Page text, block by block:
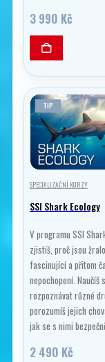
3 990 Kč
TIP
SPECIALIZAČNÍ KURZY
SSI Shark Ecology
V programu SSI
zjistíš, proč jsou
fascinující a přitom
nepochopení. Naučíš
rozpoznávat různé
porozumíš jejich
jak se s nimi
2 490 Kč